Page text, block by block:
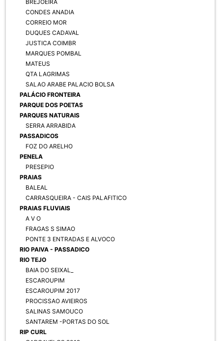
BREJOEIRA
CONDES ANADIA
CORREIO MOR
DUQUES CADAVAL
JUSTICA COIMBR
MARQUES POMBAL
MATEUS
QTA LAGRIMAS
SALAO ARABE PALACIO BOLSA
PALÁCIO FRONTEIRA
PARQUE DOS POETAS
PARQUES NATURAIS
SERRA ARRABIDA
PASSADICOS
FOZ DO ARELHO
PENELA
PRESEPIO
PRAIAS
BALEAL
CARRASQUEIRA - CAIS PALAFITICO
PRAIAS FLUVIAIS
A V O
FRAGAS S SIMAO
PONTE 3 ENTRADAS E ALVOCO
RIO PAIVA - PASSADICO
RIO TEJO
BAIA DO SEIXAL_
ESCAROUPIM
ESCAROUPIM 2017
PROCISSAO AVIEIROS
SALINAS SAMOUCO
SANTAREM -PORTAS DO SOL
RIP CURL